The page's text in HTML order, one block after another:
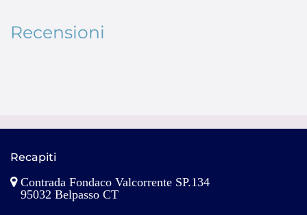
Recensioni
Recapiti
Contrada Fondaco Valcorrente SP.134
95032 Belpasso CT